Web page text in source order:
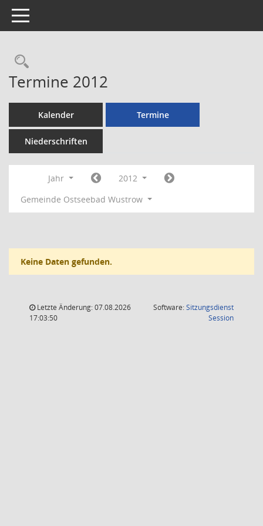
Toggle navigation
Rechercheauswahl
Termine 2012
Kalender Termine
Niederschriften
Jahr
2012
Gemeinde Ostseebad Wustrow
Keine Daten gefunden.
Letzte Änderung: 07.08.2026
17:03:50
Software:Sitzungsdienst
Session(Wird in